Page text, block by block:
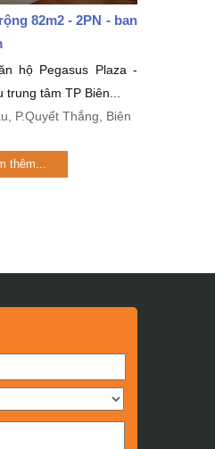
82m2 - 2PN - ban
hộ Pegasus Plaza -
tâm TP Biên...
P.Quyết Thắng, Biên
thêm...